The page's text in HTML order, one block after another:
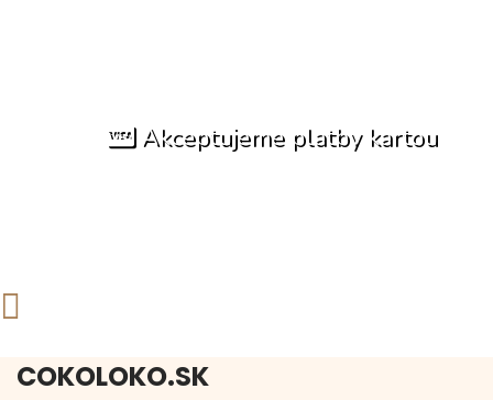
Akceptujeme platby kartou
COKOLOKO.SK